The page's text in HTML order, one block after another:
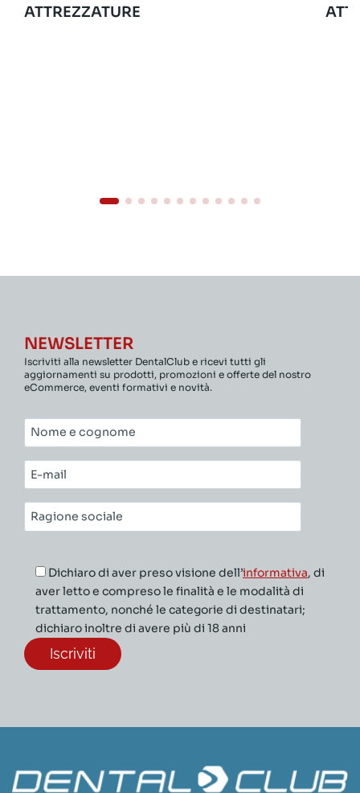
ATTREZZATURE
NEWSLETTER
Iscriviti alla newsletter DentalClub e ricevi tutti gli
aggiornamenti su prodotti, promozioni e offerte del nostro
eCommerce, eventi formativi e novità.
Nome
e
cognome*
E-
mail*
Ragione
sociale*
Dichiaro di aver preso visione dell’informativa, di
aver letto e compreso le finalità e le modalità di
trattamento, nonché le categorie di destinatari;
dichiaro inoltre di avere più di 18 anni